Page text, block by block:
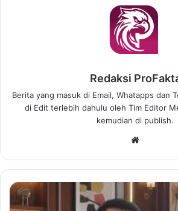
Redaksi
Berita yang masuk di Email, Whatapps dan
di Edit terlebih dahulu oleh Tim Editor
kemudian di publish.
te